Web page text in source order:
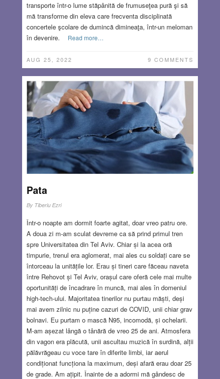
transporte într-o lume stăpânită de frumuseţea pură şi să
mă transforme din eleva care frecventa disciplinată
concertele şcolare de dumincă dimineaţa, într-un meloman
în devenire.
Read more…
AUG 25, 2022 9 COMMENTS
Pata
By Tiberiu Ezri
Într-o noapte am dormit foarte agitat, doar vreo patru ore.
A doua zi m-am sculat devreme ca să prind primul tren
spre Universitatea din Tel Aviv. Chiar și la acea oră
timpurie, trenul era aglomerat, mai ales cu soldați care se
întorceau la unitățile lor. Erau și tineri care făceau naveta
între Rehovot și Tel Aviv, orașul care oferă cele mai multe
oportunități de încadrare în muncă, mai ales în domeniul
high-tech-ului. Majoritatea tinerilor nu purtau măști, deși
mai avem zilnic nu puține cazuri de COVID, unii chiar grav
bolnavi. Eu purtam o mască N95, incomodă, și ochelarii.
M-am așezat lângă o tânără de vreo 25 de ani. Atmosfera
din vagon era plăcută, unii ascultau muzică în surdină, alții
pălăvrăgeau cu voce tare în diferite limbi, iar aerul
condiționat funcționa la maximum, deși afară erau doar 25
de grade. Am ațipit. Înainte de a adormi mă gândesc de